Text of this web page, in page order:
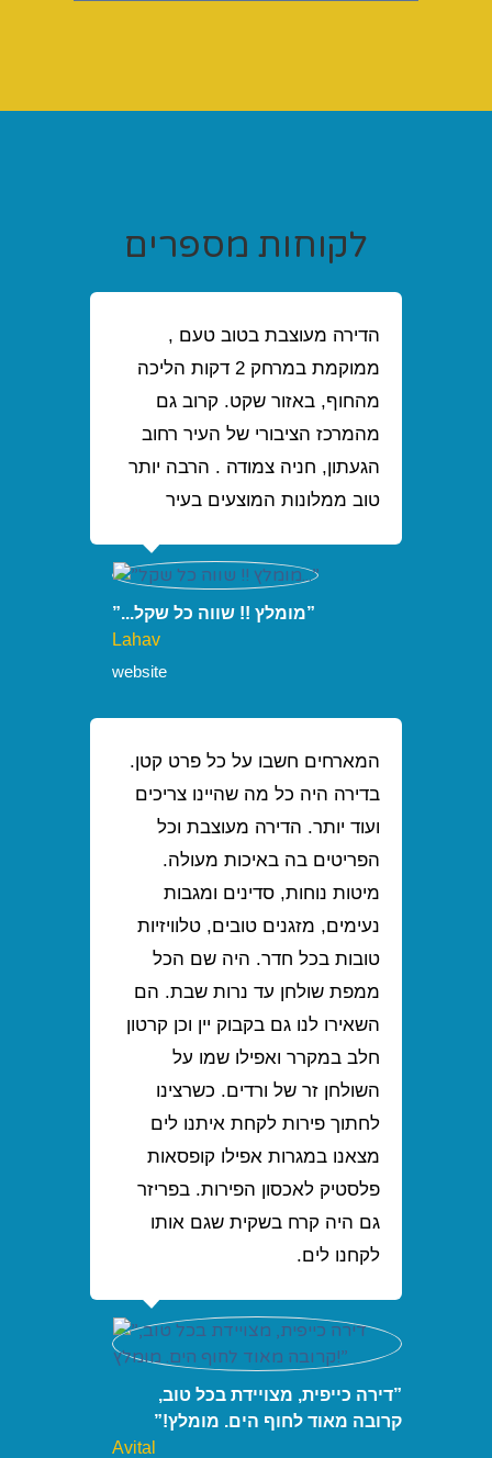
לקוחות‭ ‬מספרים
הדירה מעוצבת בטוב טעם ,
ממוקמת במרחק 2 דקות הליכה
מהחוף, באזור שקט. קרוב גם
מהמרכז הציבורי של העיר רחוב
הגעתון, חניה צמודה . הרבה יותר
טוב ממלונות המוצעים בעיר
”מומלץ !! שווה כל שקל...”
Lahav
website
המארחים חשבו על כל פרט קטן.
בדירה היה כל מה שהיינו צריכים
ועוד יותר. הדירה מעוצבת וכל
הפריטים בה באיכות מעולה.
מיטות נוחות, סדינים ומגבות
נעימים, מזגנים טובים, טלוויזיות
טובות בכל חדר. היה שם הכל
ממפת שולחן עד נרות שבת. הם
השאירו לנו גם בקבוק יין וכן קרטון
חלב במקרר ואפילו שמו על
השולחן זר של ורדים. כשרצינו
לחתוך פירות לקחת איתנו לים
מצאנו במגרות אפילו קופסאות
פלסטיק לאכסון הפירות. בפריזר
גם היה קרח בשקית שגם אותו
לקחנו לים.
”דירה כייפית, מצויידת בכל טוב,
קרובה מאוד לחוף הים. מומלץ!”
Avital